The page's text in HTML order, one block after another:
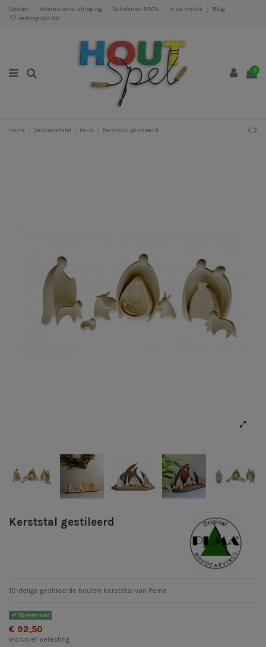
Contact International shipping Scholen en BSO's In de media
Blog
Verlanglijst (0)
0
Home Seizoenstafel Kerst Kerststal gestileerd
Kerststal gestileerd
10-delige gestileerde houten kerststal van Pema
Op voorraad
€ 92,50
Inclusief belasting